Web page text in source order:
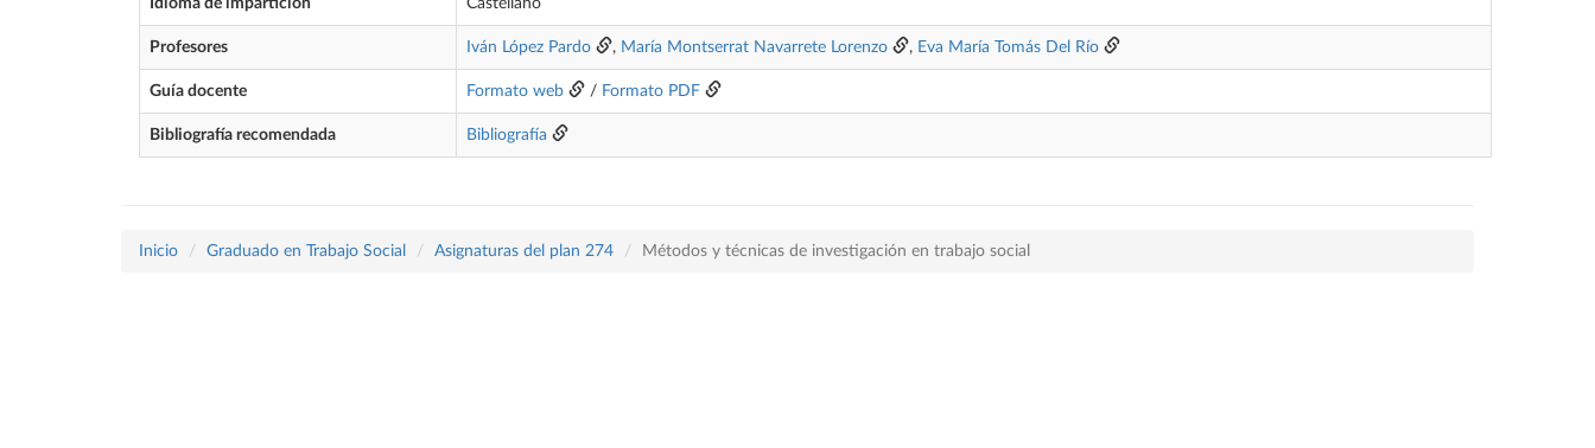
Idioma de impartición Castellano
Profesores Iván López Pardo , María Montserrat Navarrete Lorenzo , Eva María Tomás Del Río
Guía docente Formato web / Formato PDF
Bibliografía recomendada Bibliografía
Inicio Graduado en Trabajo Social Asignaturas del plan 274 Métodos y técnicas de investigación en trabajo social